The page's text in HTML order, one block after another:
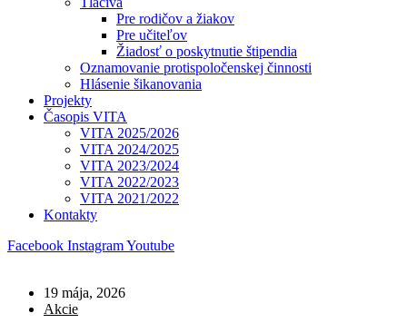
Pre rodičov a žiakov
Pre učiteľov
Žiadosť o poskytnutie štipendia
Oznamovanie protispoločenskej činnosti
Hlásenie šikanovania
Projekty
Časopis VITA
VITA 2025/2026
VITA 2024/2025
VITA 2023/2024
VITA 2022/2023
VITA 2021/2022
Kontakty
Facebook InstagramYoutube
19 mája, 2026
Akcie